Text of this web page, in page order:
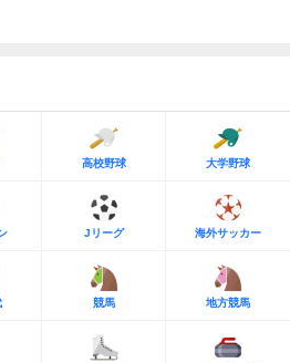
高校野球 大学野球
Jリーグ 海外サッカー
競馬 地方競馬